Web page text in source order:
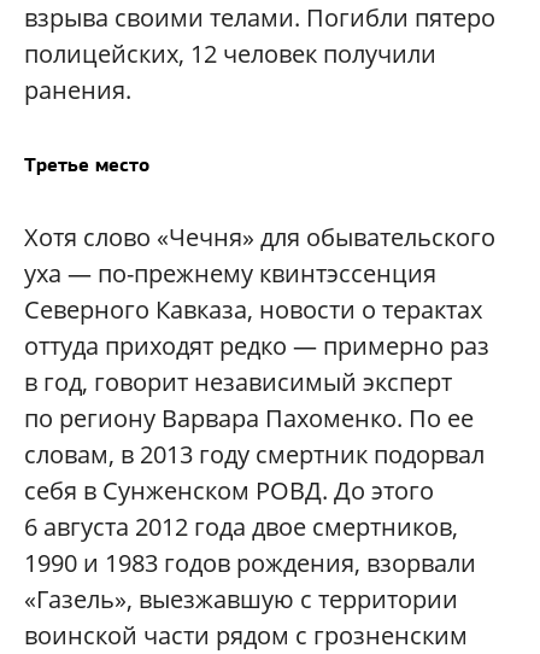
взрыва своими телами. Погибли пятеро
полицейских, 12 человек получили
ранения.
Третье место
Хотя слово «Чечня» для обывательского
уха — по-прежнему квинтэссенция
Северного Кавказа, новости о терактах
оттуда приходят редко — примерно раз
в год, говорит независимый эксперт
по региону Варвара Пахоменко. По ее
словам, в 2013 году смертник подорвал
себя в Сунженском РОВД. До этого
6 августа 2012 года двое смертников,
1990 и 1983 годов рождения, взорвали
«Газель», выезжавшую с территории
воинской части рядом с грозненским